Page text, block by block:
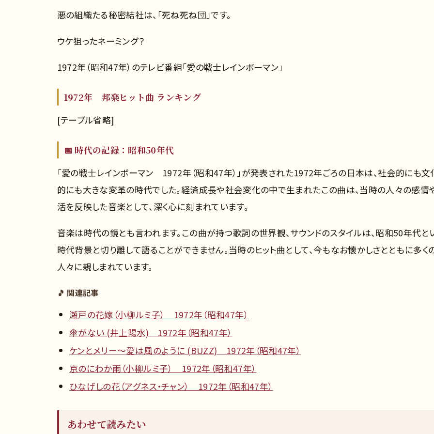
悪の組織たる秘密結社は、「死ね死ね団」です。
ウケ狙ったネーミング？
1972年（昭和47年）のテレビ番組「愛の戦士レインボーマン」
1972年 邦楽ヒット曲 ランキング
[テーブル省略]
📅 時代の記録：昭和50年代
「愛の戦士レインボーマン 1972年（昭和47年）」が発表された1972年ごろの日本は、社会的にも文
的にも大きな変革の時代でした。経済成長や社会変化の中で生まれたこの曲は、当時の人々の感情
活を反映した音楽として、深く心に刻まれています。
音楽は時代の鏡とも言われます。この曲が持つ歌詞の世界観、サウンドのスタイルは、昭和50年代と
時代背景と切り離して語ることができません。当時のヒット曲として、今もなお懐かしさとともに多く
人々に親しまれています。
🎵 関連記事
瀬戸の花嫁（小柳ルミ子） 1972年（昭和47年）
傘がない (井上陽水) 1972年（昭和47年）
ケンとメリー～愛は風のように (BUZZ) 1972年（昭和47年）
京のにわか雨（小柳ルミ子） 1972年（昭和47年）
ひなげしの花（アグネス・チャン） 1972年（昭和47年）
あわせて読みたい